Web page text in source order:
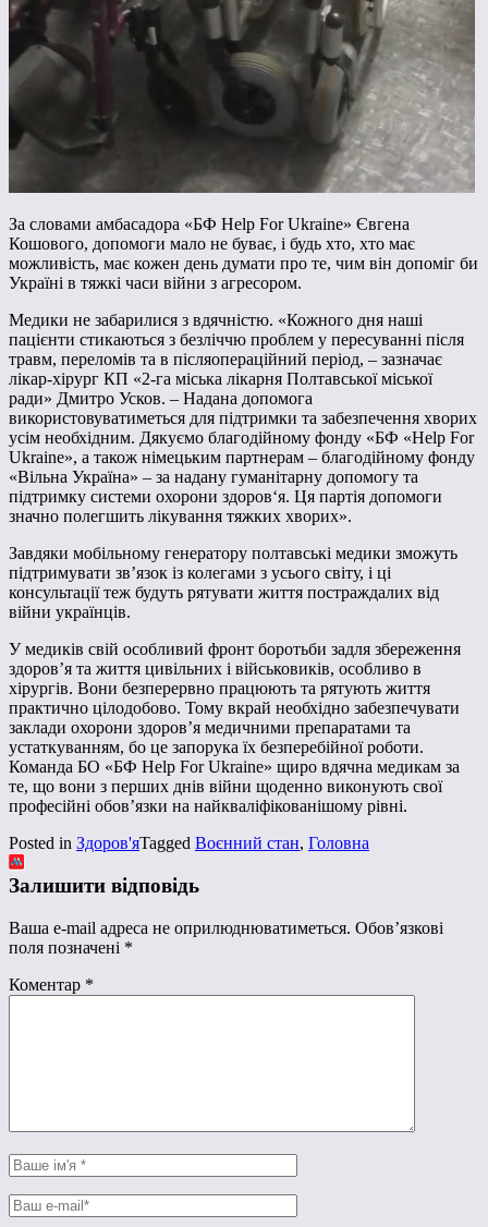
За словами амбасадора «БФ Help For Ukraine» Євгена
Кошового, допомоги мало не буває, і будь хто, хто має
можливість, має кожен день думати про те, чим він допоміг би
Україні в тяжкі часи війни з агресором.
Медики не забарилися з вдячністю. «Кожного дня наші
пацієнти стикаються з безліччю проблем у пересуванні після
травм, переломів та в післяопераційний період, – зазначає
лікар-хірург КП «2-га міська лікарня Полтавської міської
ради» Дмитро Усков. – Надана допомога
використовуватиметься для підтримки та забезпечення хворих
усім необхідним. Дякуємо благодійному фонду «БФ «Help For
Ukraine», а також німецьким партнерам – благодійному фонду
«Вільна Україна» – за надану гуманітарну допомогу та
підтримку системи охорони здоров‘я. Ця партія допомоги
значно полегшить лікування тяжких хворих».
Завдяки мобільному генератору полтавські медики зможуть
підтримувати зв’язок із колегами з усього світу, і ці
консультації теж будуть рятувати життя постраждалих від
війни українців.
У медиків свій особливий фронт боротьби задля збереження
здоров’я та життя цивільних і військовиків, особливо в
хірургів. Вони безперервно працюють та рятують життя
практично цілодобово. Тому вкрай необхідно забезпечувати
заклади охорони здоров’я медичними препаратами та
устаткуванням, бо це запорука їх безперебійної роботи.
Команда БО «БФ Help For Ukraine» щиро вдячна медикам за
те, що вони з перших днів війни щоденно виконують свої
професійні обов’язки на найкваліфікованішому рівні.
Posted in Здоров'яTagged Воєнний стан, Головна
Залишити відповідь
Ваша e-mail адреса не оприлюднюватиметься. Обов’язкові
поля позначені *
Коментар *